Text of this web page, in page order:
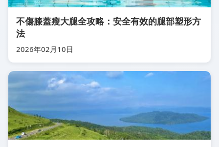
不傷膝蓋瘦大腿全攻略：安全有效的腿部塑形方
法
2026年02月10日